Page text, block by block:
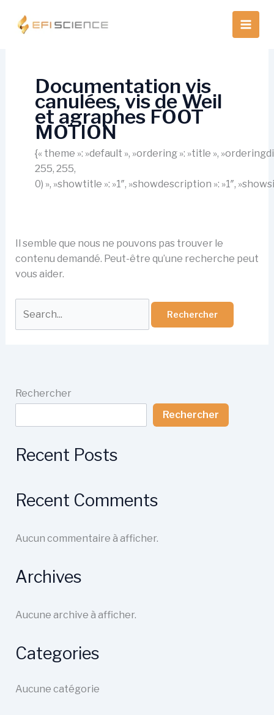
contenu
Documentation vis
canulées, vis de Weil
et agraphes FOOT
MOTION
{« theme »: »default », »ordering »: »title »,
255, 255,
0) », »showtitle »: »1″, »showdescription »: »1″,
Il semble que nous ne pouvons pas trouver le
contenu demandé. Peut-être qu’une recherche peut
vous aider.
Rechercher
Rechercher
Recent Posts
Recent Comments
Aucun commentaire à afficher.
Archives
Aucune archive à afficher.
Categories
Aucune catégorie